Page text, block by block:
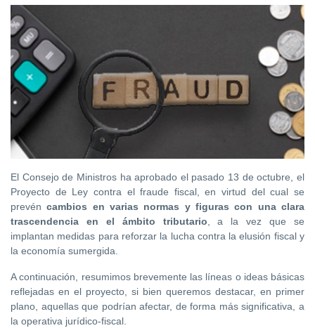
El Consejo de Ministros ha aprobado el pasado 13 de octubre, el
Proyecto de Ley contra el fraude fiscal, en virtud del cual se
prevéncambios en varias normas y figuras con una clara
trascendencia en el ámbito tributario, a la vez que se
implantan medidas para reforzar la lucha contra la elusión fiscal y
la economía sumergida.
A continuación, resumimos brevemente las líneas o ideas básicas
reflejadas en el proyecto, si bien queremos destacar, en primer
plano, aquellas que podrían afectar, de forma más significativa, a
la operativa jurídico-fiscal.